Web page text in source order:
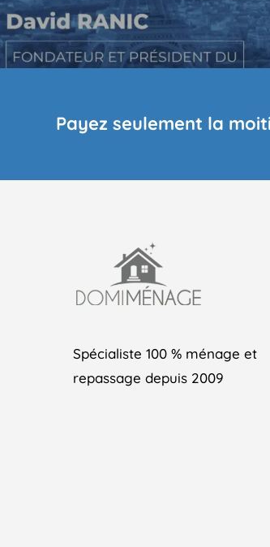
Payez seulement la
Spécialiste 100 % ménage et
repassage depuis 2009